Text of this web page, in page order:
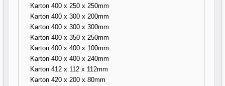
Karton 400 x 250 x 250mm
Karton 400 x 300 x 200mm
Karton 400 x 300 x 300mm
Karton 400 x 350 x 250mm
Karton 400 x 400 x 100mm
Karton 400 x 400 x 240mm
Karton 412 x 112 x 112mm
Karton 420 x 200 x 80mm